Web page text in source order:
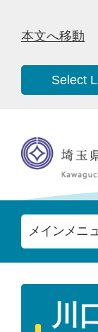
本文へ移動
Select
メインメニ
川